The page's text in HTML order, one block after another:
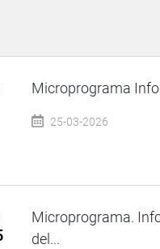
Microprograma
25-03-2026
Microprograma.
del...